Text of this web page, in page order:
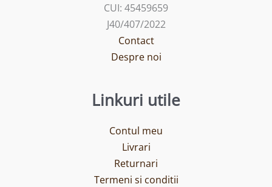
CUI: 45459659
J40/407/2022
Contact
Despre noi
Linkuri utile
Contul meu
Livrari
Returnari
Termeni si conditii